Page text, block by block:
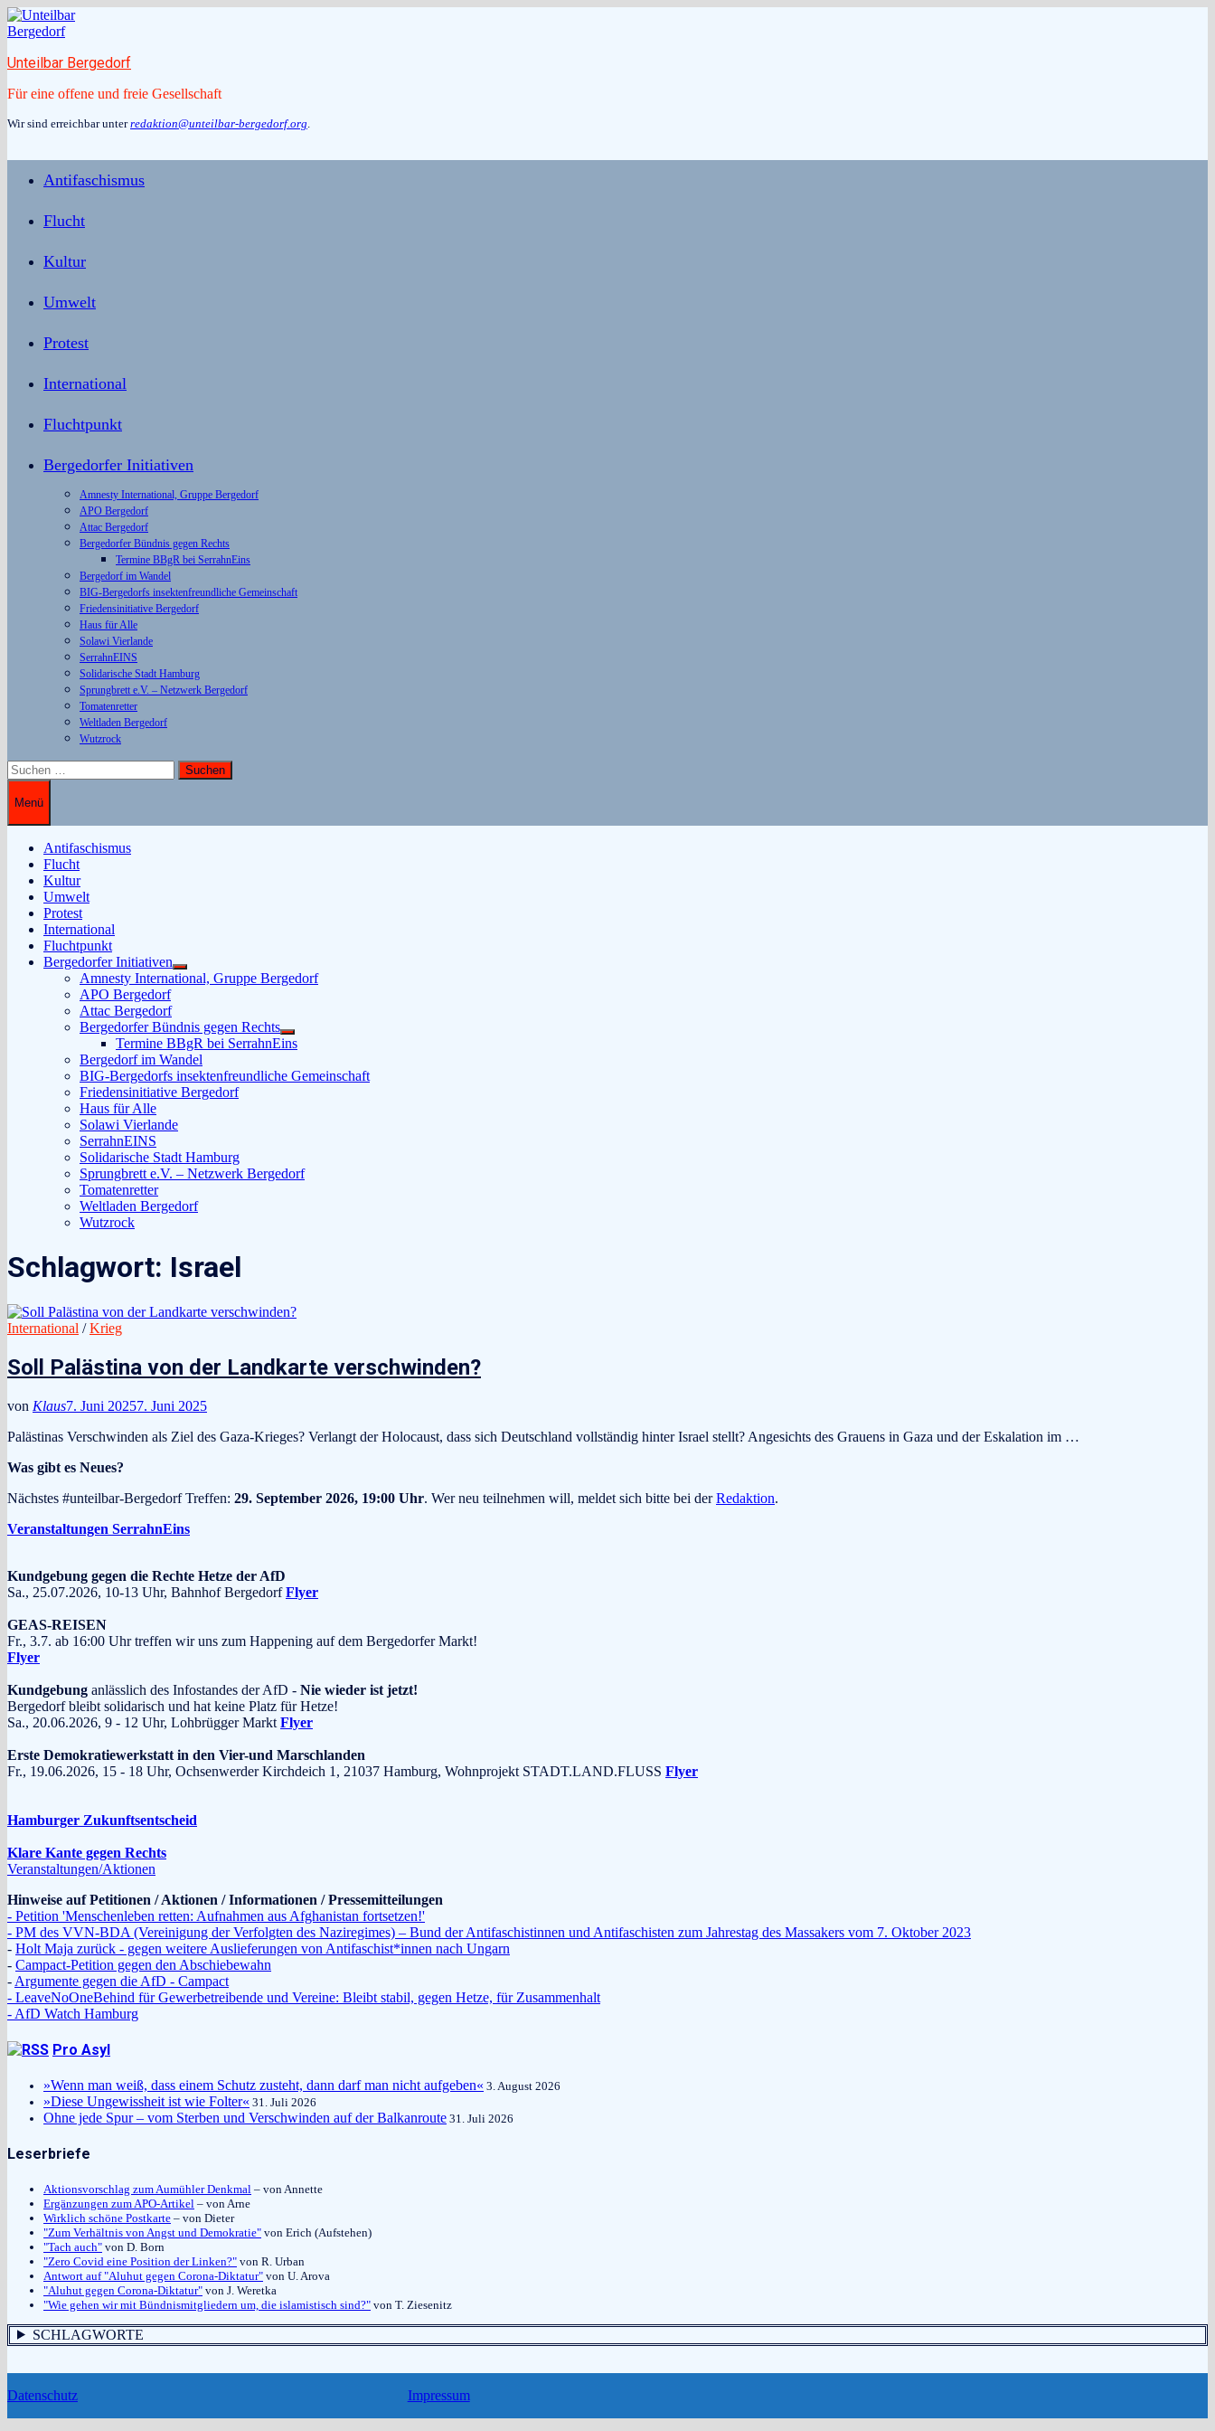
Zum
Inhalt
Unteilbar Bergedorf
Für eine offene und freie Gesellschaft
Wir sind erreichbar unterredaktion@unteilbar-bergedorf.org.
Antifaschismus
Flucht
Kultur
Umwelt
Protest
International
Fluchtpunkt
Bergedorfer Initiativen
Amnesty International, Gruppe Bergedorf
APO Bergedorf
Attac Bergedorf
Bergedorfer Bündnis gegen Rechts
Termine BBgR bei SerrahnEins
Bergedorf im Wandel
BIG-Bergedorfs insektenfreundliche Gemeinschaft
Friedensinitiative Bergedorf
Haus für Alle
Solawi Vierlande
SerrahnEINS
Solidarische Stadt Hamburg
Sprungbrett e.V. – Netzwerk Bergedorf
Tomatenretter
Weltladen Bergedorf
Wutzrock
Suchen
nach:
Menü
Antifaschismus
Flucht
Kultur
Umwelt
Protest
International
Fluchtpunkt
Bergedorfer Initiativen
Untermenü
anzeigen
Amnesty International, Gruppe Bergedorf
APO Bergedorf
Attac Bergedorf
Bergedorfer Bündnis gegen Rechts
Untermenü
anzeigen
Termine BBgR bei SerrahnEins
Bergedorf im Wandel
BIG-Bergedorfs insektenfreundliche Gemeinschaft
Friedensinitiative Bergedorf
Haus für Alle
Solawi Vierlande
SerrahnEINS
Solidarische Stadt Hamburg
Sprungbrett e.V. – Netzwerk Bergedorf
Tomatenretter
Weltladen Bergedorf
Wutzrock
Schlagwort: Israel
International /Krieg
Soll Palästina von der Landkarte verschwinden?
von Klaus7. Juni 20257. Juni 2025
Palästinas Verschwinden als Ziel des Gaza-Krieges? Verlangt der Holocaust, dass sich Deutschland vollständig hinter Israel stellt? Angesichts des Grauens in Gaza und der Eskalation im …
Was gibt es Neues?
Nächstes #unteilbar-Bergedorf Treffen: 29. September 2026, 19:00 Uhr. Wer neu teilnehmen will, meldet sich bitte bei derRedaktion.
Veranstaltungen SerrahnEins
Kundgebung gegen die Rechte Hetze der AfD
Sa., 25.07.2026, 10-13 Uhr, Bahnhof BergedorfFlyer
GEAS-REISEN
Fr., 3.7. ab 16:00 Uhr treffen wir uns zum Happening auf dem Bergedorfer Markt!
Flyer
Kundgebung anlässlich des Infostandes der AfD - Nie wieder ist jetzt!
Bergedorf bleibt solidarisch und hat keine Platz für Hetze!
Sa., 20.06.2026, 9 - 12 Uhr, Lohbrügger Markt Flyer
Erste Demokratiewerkstatt in den Vier-und Marschlanden
Fr., 19.06.2026, 15 - 18 Uhr, Ochsenwerder Kirchdeich 1, 21037 Hamburg, Wohnprojekt STADT.LAND.FLUSS Flyer
Hamburger Zukunftsentscheid
Klare Kante gegen Rechts
Veranstaltungen/Aktionen
Hinweise auf Petitionen / Aktionen / Informationen / Pressemitteilungen
- Petition 'Menschenleben retten: Aufnahmen aus Afghanistan fortsetzen!'
- PM des VVN-BDA (Vereinigung der Verfolgten des Naziregimes) – Bund der Antifaschistinnen und Antifaschisten zum Jahrestag des Massakers vom 7. Oktober 2023
- Holt Maja zurück - gegen weitere Auslieferungen von Antifaschist*innen nach Ungarn
- Campact-Petition gegen den Abschiebewahn
- Argumente gegen die AfD - Campact
- LeaveNoOneBehind für Gewerbetreibende und Vereine: Bleibt stabil, gegen Hetze, für Zusammenhalt
- AfD Watch Hamburg
Pro Asyl
»Wenn man weiß, dass einem Schutz zusteht, dann darf man nicht aufgeben« 3. August 2026
»Diese Ungewissheit ist wie Folter« 31. Juli 2026
Ohne jede Spur – vom Sterben und Verschwinden auf der Balkanroute 31. Juli 2026
Leserbriefe
Aktionsvorschlag zum Aumühler Denkmal – von Annette
Ergänzungen zum APO-Artikel – von Arne
Wirklich schöne Postkarte – von Dieter
"Zum Verhältnis von Angst und Demokratie" von Erich (Aufstehen)
"Tach auch" von D. Born
"Zero Covid eine Position der Linken?" von R. Urban
Antwort auf "Aluhut gegen Corona-Diktatur" von U. Arova
"Aluhut gegen Corona-Diktatur" von J. Weretka
"Wie gehen wir mit Bündnismitgliedern um, die islamistisch sind?" von T. Ziesenitz
SCHLAGWORTE
Datenschutz Impressum